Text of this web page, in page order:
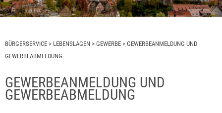
BÜRGERSERVICE > LEBENSLAGEN > GEWERBE > GEWERBEANMELDUNG UND
GEWERBEABMELDUNG
GEWERBEANMELDUNG UND
GEWERBEABMELDUNG